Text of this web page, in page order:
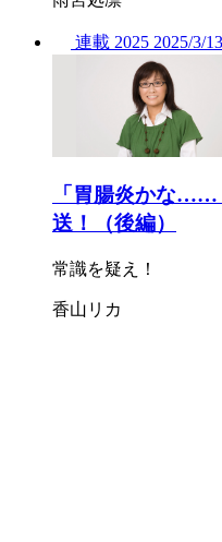
連載 2025 2025/3/13
「胃腸炎かな……
送！（後編）
常識を疑え！
香山リカ